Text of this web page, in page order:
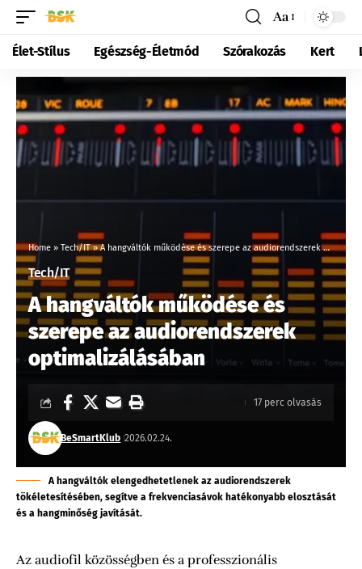
Aa
Élet-Stílus Egészség-Életmód Szórakozás Kert
Home » Tech/IT»A hangváltók működése és szerepe az audiorendszerek optimalizálásában
Tech/IT
A hangváltók működése és
szerepe az audiorendszerek
optimalizálásában
BeSmartKlub 2026.02.24.
17 perc olvasás
A hangváltók elengedhetetlenek az audiorendszerek
tökéletesítésében, segítve a frekvenciasávok hatékonyabb elosztását
és a hangminőség javítását.
Az audiofil közösségben és a professzionális